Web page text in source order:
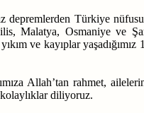
depremlerden Türkiye
Malatya, Osmaniye ve
ve kayıplar yaşadığımız
Allah’tan rahmet,
kolaylıklar diliyoruz.